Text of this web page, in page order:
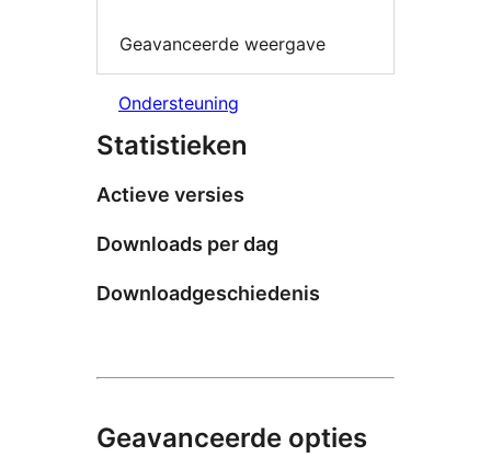
Geavanceerde weergave
Ondersteuning
Statistieken
Actieve versies
Downloads per dag
Downloadgeschiedenis
Geavanceerde opties